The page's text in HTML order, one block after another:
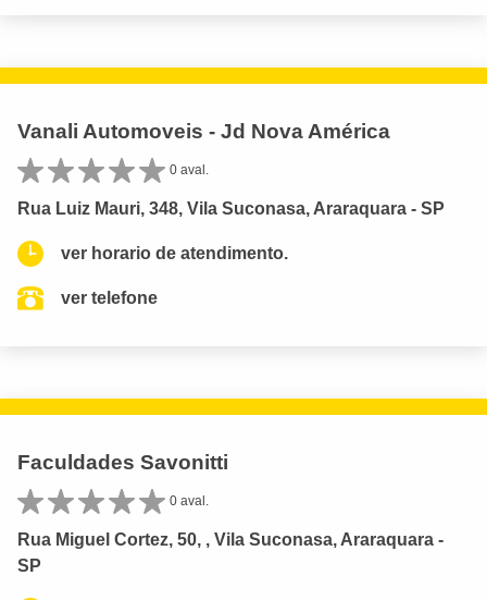
Vanali Automoveis - Jd Nova América
0 aval.
Rua Luiz Mauri, 348, Vila Suconasa, Araraquara - SP
ver horario de atendimento.
ver telefone
Faculdades Savonitti
0 aval.
Rua Miguel Cortez, 50, , Vila Suconasa, Araraquara -
SP